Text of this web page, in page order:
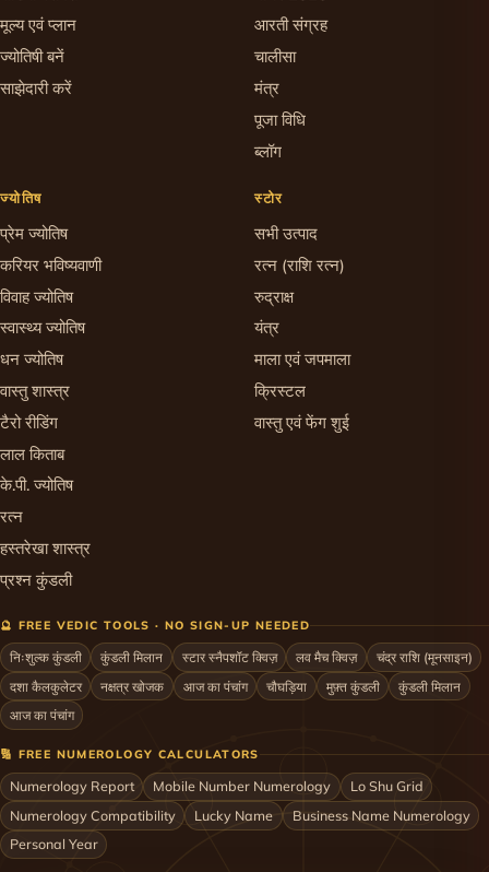
मूल्य एवं प्लान
ज्योतिषी बनें
साझेदारी करें
आरती संग्रह
चालीसा
मंत्र
पूजा विधि
ब्लॉग
ज्योतिष
प्रेम ज्योतिष
करियर भविष्यवाणी
विवाह ज्योतिष
स्वास्थ्य ज्योतिष
धन ज्योतिष
वास्तु शास्त्र
टैरो रीडिंग
लाल किताब
के.पी. ज्योतिष
रत्न
हस्तरेखा शास्त्र
प्रश्न कुंडली
स्टोर
सभी उत्पाद
रत्न (राशि रत्न)
रुद्राक्ष
यंत्र
माला एवं जपमाला
क्रिस्टल
वास्तु एवं फेंग शुई
🔮 FREE VEDIC TOOLS · NO SIGN-UP NEEDED
निःशुल्क कुंडली कुंडली मिलान स्टार स्नैपशॉट क्विज़ लव मैच क्विज़
चंद्र राशि (मूनसाइन)
दशा कैलकुलेटर
नक्षत्र खोजक आज का पंचांग चौघड़िया मुफ़्त कुंडली
कुंडली मिलान
आज का पंचांग
🔢 FREE NUMEROLOGY CALCULATORS
Numerology Report Mobile Number Numerology
Lo Shu Grid
Numerology Compatibility
Lucky Name
Business Name Numerology
Personal Year